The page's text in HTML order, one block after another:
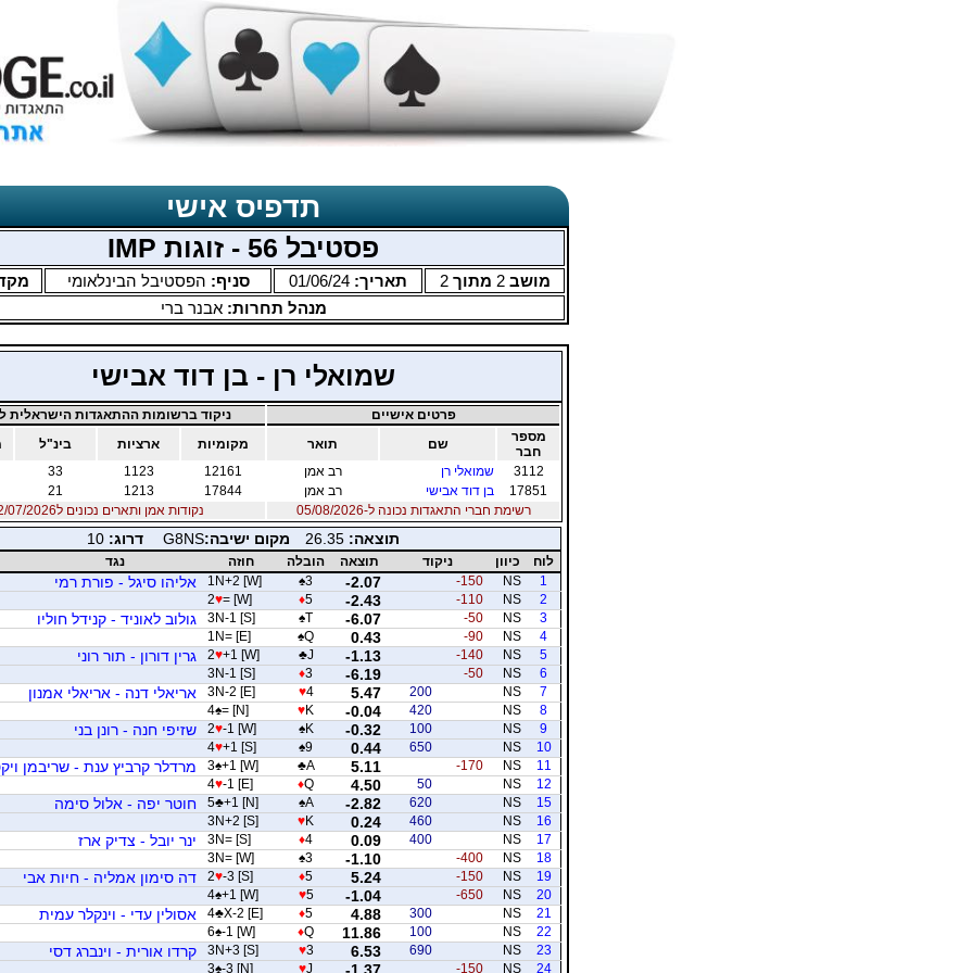
תדפיס אישי
פסטיבל 56 - זוגות IMP
מושב2 מתוך2 תאריך: 01/06/24 סניף: הפסטיבל הבינלאומי
מנהל תחרות:אבנר ברי
שמואלי רן - בן דוד אבישי
פרטים אישיים
ניקוד ברשומות ההתאגדות הישראלית
מספר
חבר
שם תואר מקומיות ארציות בינ"ל
3112
שמואלי רן רב אמן 12161
1123
33
17851
בן דוד אבישי רב אמן 17844
1213
21
רשימת חברי התאגדות נכונה ל-05/08/2026
נקודות אמן ותארים נכונים ל12/07/2026
תוצאה: 26.35 מקום ישיבה:G8NS דרוג: 10
לוח כיוון ניקוד תוצאה הובלה חוזה
נגד
1
NS
-150
-2.07
♠3
1N+2 [W] אליהו סיגל - פורת רמי
2
NS
-110
-2.43
♦5
2♥= [W]
3
NS
-50
-6.07
♠T
3N-1 [S] גולוב לאוניד - קנידל חוליו
4
NS
-90
0.43
♠Q
1N= [E]
5
NS
-140
-1.13
♣J
2♥+1 [W] גרין דורון - תור רוני
6
NS
-50
-6.19
♦3
3N-1 [S]
7
NS
200
5.47
♥4
3N-2 [E] אריאלי דנה - אריאלי אמנון
8
NS
420
-0.04
♥K
4♠= [N]
9
NS
100
-0.32
♠K
2♥-1 [W] שזיפי חנה - רונן בני
10
NS
650
0.44
♠9
4♥+1 [S]
11
NS
-170
5.11
♣A
3♠+1 [W] מרדלר קרביץ ענת - שריבמן
12
NS
50
4.50
♦Q
4♥-1 [E]
15
NS
620
-2.82
♠A
5♣+1 [N] חוטר יפה - אלול סימה
16
NS
460
0.24
♥K
3N+2 [S]
17
NS
400
0.09
♦4
3N= [S] ינר יובל - צדיק ארז
18
NS
-400
-1.10
♠3
3N= [W]
19
NS
-150
5.24
♦5
2♥-3 [S] דה סימון אמליה - חיות אבי
20
NS
-650
-1.04
♥5
4♠+1 [W]
21
NS
300
4.88
♦5
4♣X-2 [E] אסולין עדי - וינקלר עמית
22
NS
100
11.86
♦Q
6♠-1 [W]
23
NS
690
6.53
♥3
3N+3 [S] קרדו אורית - וינברג דסי
24
NS
-150
-1.37
♥J
3♠-3 [N]